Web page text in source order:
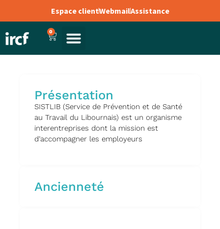
Espace clientWebmailAssistance
0
Présentation
SISTLIB (Service de Prévention et de Santé
au Travail du Libournais) est un organisme
interentreprises dont la mission est
d’accompagner les employeurs
Ancienneté